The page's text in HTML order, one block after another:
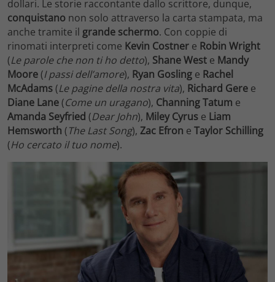
dollari. Le storie raccontante dallo scrittore, dunque,
conquistano non solo attraverso la carta stampata, ma
anche tramite il grande schermo. Con coppie di
rinomati interpreti come Kevin Costner e Robin Wright
(Le parole che non ti ho detto), Shane West e Mandy
Moore(I passi dell’amore), Ryan Gosling e Rachel
McAdams(Le pagine della nostra vita), Richard Gere e
Diane Lane(Come un uragano), Channing Tatum e
Amanda Seyfried (Dear John), Miley Cyrus e Liam
Hemsworth (The Last Song), Zac Efron e Taylor Schilling
(Ho cercato il tuo nome).